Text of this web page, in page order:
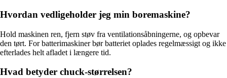
Hvordan vedligeholder jeg min boremaskine?
Hold maskinen ren, fjern støv fra ventilationsåbningerne, og opbevar
den tørt. For batterimaskiner bør batteriet oplades regelmæssigt og ikke
efterlades helt afladet i længere tid.
Hvad betyder chuck-størrelsen?